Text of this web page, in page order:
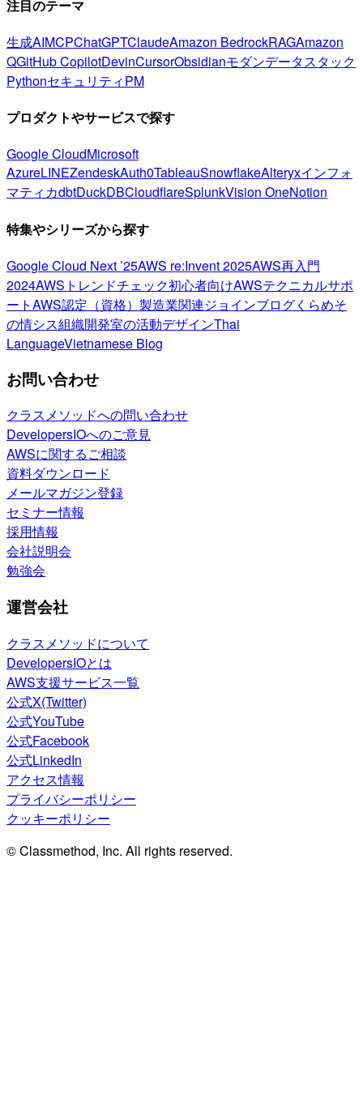
注目のテーマ
生成AIMCPChatGPTClaudeAmazon BedrockRAGAmazon
QGitHub CopilotDevinCursorObsidianモダンデータスタック
PythonセキュリティPM
プロダクトやサービスで探す
Google CloudMicrosoft
AzureLINEZendeskAuth0TableauSnowflakeAlteryxインフォ
マティカdbtDuckDBCloudflareSplunkVision OneNotion
特集やシリーズから探す
Google Cloud Next ’25AWS re:Invent 2025AWS再入門
2024AWSトレンドチェック初心者向けAWSテクニカルサポ
ートAWS認定（資格） 製造業関連ジョインブログくらめそ
の情シス組織開発室の活動デザインThai
LanguageVietnamese Blog
お問い合わせ
クラスメソッドへの問い合わせ
DevelopersIOへのご意見
AWSに関するご相談
資料ダウンロード
メールマガジン登録
セミナー情報
採用情報
会社説明会
勉強会
運営会社
クラスメソッドについて
DevelopersIOとは
AWS支援サービス一覧
公式X(Twitter)
公式YouTube
公式Facebook
公式LinkedIn
アクセス情報
プライバシーポリシー
クッキーポリシー
© Classmethod, Inc. All rights reserved.